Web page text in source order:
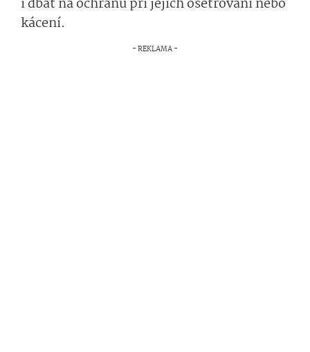
i dbát na ochranu při jejich ošetřování nebo
kácení.